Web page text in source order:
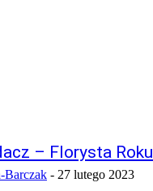
– Florysta
Barczak - 27 lutego 2023